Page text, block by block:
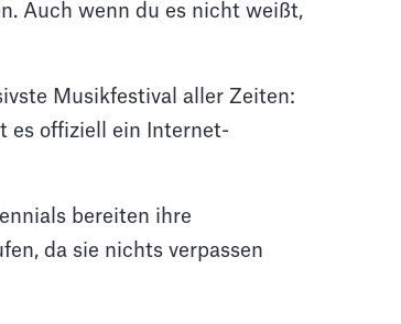
Auch wenn du es nicht weißt,
Musikfestival aller Zeiten:
es offiziell ein Internet-
bereiten ihre
da sie nichts verpassen